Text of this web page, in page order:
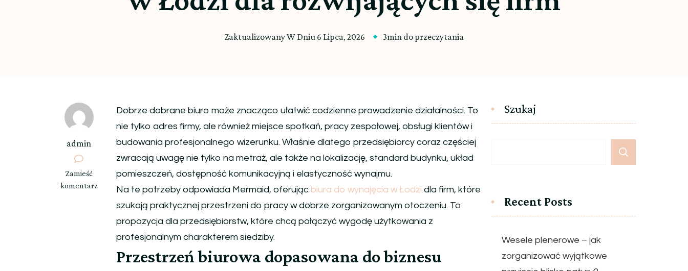
Zaktualizowany W Dniu 6 Lipca, 2026 3min do przeczytania
admin
Zamieść
komentarz
we
wpisie
funkcjonalne
Dobrze dobrane biuro może znacząco ułatwić codzienne prowadzenie działalności. To
nie tylko adres firmy, ale również miejsce spotkań, pracy zespołowej, obsługi klientów i
budowania profesjonalnego wizerunku. Właśnie dlatego przedsiębiorcy coraz częściej
zwracają uwagę nie tylko na metraż, ale także na lokalizację, standard budynku, układ
pomieszczeń, dostępność komunikacyjną i elastyczność wynajmu.
Na te potrzeby odpowiada Mermaid, oferując biura do wynajęcia w Łodzi dla firm, które
szukają praktycznej przestrzeni do pracy w dobrze zorganizowanym otoczeniu. To
propozycja dla przedsiębiorstw, które chcą połączyć wygodę użytkowania z
profesjonalnym charakterem siedziby.
Przestrzeń biurowa dopasowana do biznesu
Szukaj
Recent Posts
Wesele plenerowe – jak
zorganizować wyjątkowe